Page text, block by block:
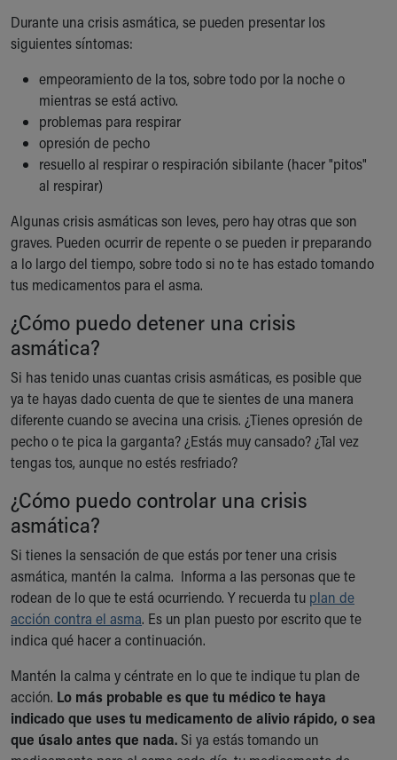
Gift Shop
Department of Public Safety
Health Info
Health Information
Healthy Info, Healthy Kids
Inside Children's Blog
KidsHealth Topics
Family Library
Injury Prevention
Medical Records
Symptom Checker
Skip to main content
Durante una crisis asmática, se pueden presentar los
siguientes síntomas:
empeoramiento de la tos, sobre todo por la noche o
mientras se está activo.
problemas para respirar
opresión de pecho
resuello al respirar o respiración sibilante (hacer "pitos"
al respirar)
Algunas crisis asmáticas son leves, pero hay otras que son
graves. Pueden ocurrir de repente o se pueden ir preparando
a lo largo del tiempo, sobre todo si no te has estado tomando
tus medicamentos para el asma.
¿Cómo puedo detener una crisis
asmática?
Si has tenido unas cuantas crisis asmáticas, es posible que
ya te hayas dado cuenta de que te sientes de una manera
diferente cuando se avecina una crisis. ¿Tienes opresión de
pecho o te pica la garganta? ¿Estás muy cansado? ¿Tal vez
tengas tos, aunque no estés resfriado?
¿Cómo puedo controlar una crisis
asmática?
Si tienes la sensación de que estás por tener una crisis
asmática, mantén la calma. Informa a las personas que te
rodean de lo que te está ocurriendo. Y recuerda tu plan de
acción contra el asma. Es un plan puesto por escrito que te
indica qué hacer a continuación.
Mantén la calma y céntrate en lo que te indique tu plan de
acción. Lo más probable es que tu médico te haya
indicado que uses tu medicamento de alivio rápido, o sea
que úsalo antes que nada. Si ya estás tomando un